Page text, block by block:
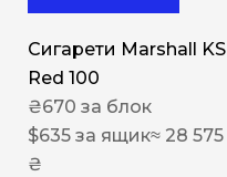
Сигарети Marshall KS
Red 100
₴670 за блок
$635 за ящик≈ 28 575
₴